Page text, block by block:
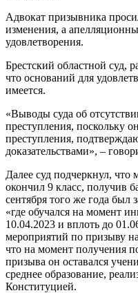
Адвокат призывника
изменения, а
удовлетворения.
Брестский областной суд,
что оснований для
имеется.
«Выводы суда об
преступления, поскольку
преступления,
доказательствами», –
Далее суд подчеркнул, что
окончил 9 класс, получив
сентября того же года был
«где обучался на момент
10.04.2023 и вплоть до
мероприятий по призыву
что на момент получения
призыва он оставался
среднее образование,
Конституцией.